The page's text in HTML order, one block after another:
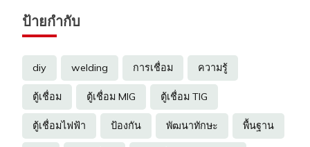
ป้ายกำกับ
diy welding การเชื่อม ความรู้
ตู้เชื่อม ตู้เชื่อม MIG ตู้เชื่อม TIG
ตู้เชื่อมไฟฟ้า ป้องกัน พัฒนาทักษะ พื้นฐาน